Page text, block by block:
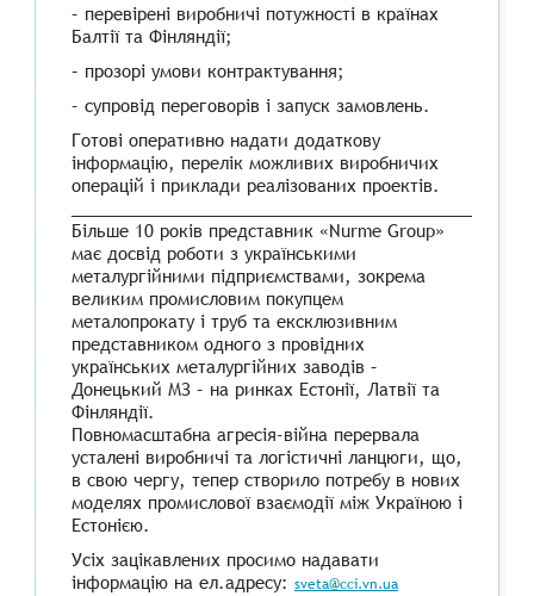
– перевірені виробничі потужності в країнах
Балтії та Фінляндії;
– прозорі умови контрактування;
– супровід переговорів і запуск замовлень.
Готові оперативно надати додаткову
інформацію, перелік можливих виробничих
операцій і приклади реалізованих проектів.
Більше 10 років представник «Nurme Group»
має досвід роботи з українськими
металургійними підприємствами, зокрема
великим промисловим покупцем
металопрокату і труб та ексклюзивним
представником одного з провідних
українських металургійних заводів –
Донецький МЗ – на ринках Естонії, Латвії та
Фінляндії.
Повномасштабна агресія-війна перервала
усталені виробничі та логістичні ланцюги, що,
в свою чергу, тепер створило потребу в нових
моделях промислової взаємодії між Україною і
Естонією.
Усіх зацікавлених просимо надавати
інформацію на ел.адресу: sveta@cci.vn.ua